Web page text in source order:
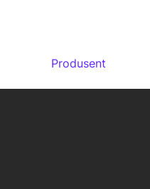
Produsent